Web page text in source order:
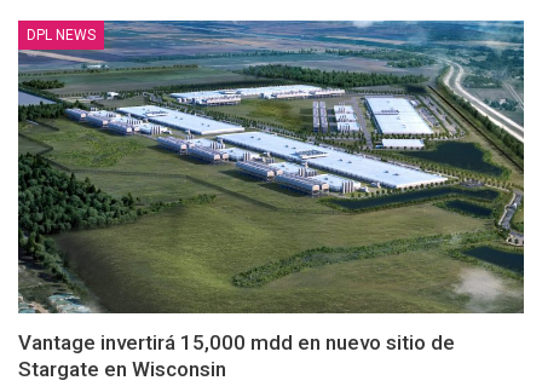
DPL NEWS
Vantage invertirá 15,000 mdd en nuevo sitio de
Stargate en Wisconsin